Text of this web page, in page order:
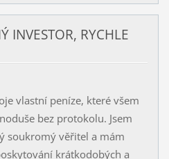
INVESTOR, RYCHLE
vlastní peníze, které všem
bez protokolu. Jsem
soukromý věřitel a mám
krátkodobých a